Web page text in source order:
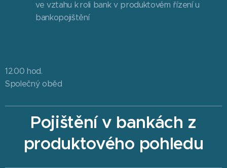
ve vztahu k roli bank v produktovém řízení u
bankopojištění
12.00 hod.
Společný oběd
Pojištění v bankách z
produktového pohledu